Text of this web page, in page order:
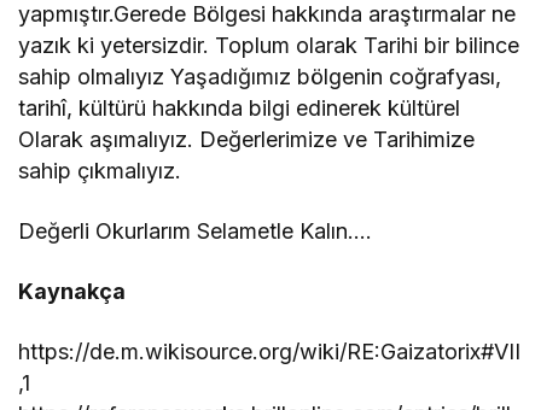
yapmıştır.Gerede Bölgesi hakkında araştırmalar ne
yazık ki yetersizdir. Toplum olarak Tarihi bir bilince
sahip olmalıyız Yaşadığımız bölgenin coğrafyası,
tarihî, kültürü hakkında bilgi edinerek kültürel
Olarak aşımalıyız. Değerlerimize ve Tarihimize
sahip çıkmalıyız.
Değerli Okurlarım Selametle Kalın….
Kaynakça
https://de.m.wikisource.org/wiki/RE:Gaizatorix#VII
,1